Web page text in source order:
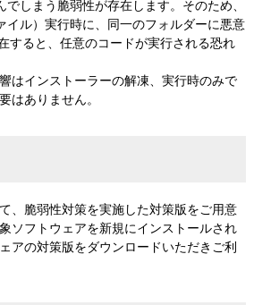
しまう脆弱性が存在します。そのため、
イル）実行時に、同一のフォルダーに悪意
すると、任意のコードが実行される恐れ
はインストーラーの解凍、実行時のみで
はありません。
、脆弱性対策を実施した対策版をご用意
ソフトウェアを新規にインストールされ
アの対策版をダウンロードいただきご利